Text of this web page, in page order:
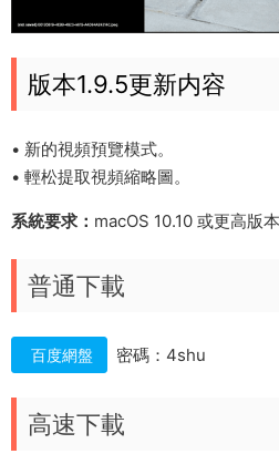
版本1.9.5更新内容
• 新的視頻預覽模式。
• 輕松提取視頻縮略圖。
系統要求： macOS 10.10 或更高版
普通下載
百度網盤 密碼：4shu
高速下載